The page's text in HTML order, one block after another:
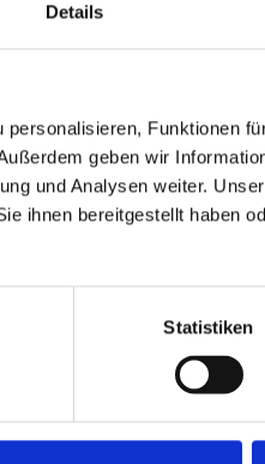
Details
Funktionen
geben wir
und Analysen weiter.
ihnen bereitgestellt haben
Statistiken
RESERVIERT
136 m²
WOHNFLÄCHE
5